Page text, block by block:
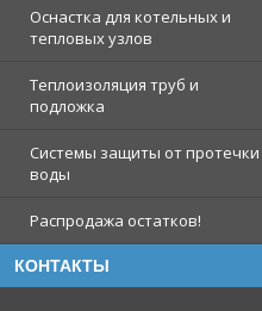
Оснастка для котельных и
тепловых узлов
Теплоизоляция труб и
подложка
Системы защиты от протечки
воды
Распродажа остатков!
КОНТАКТЫ